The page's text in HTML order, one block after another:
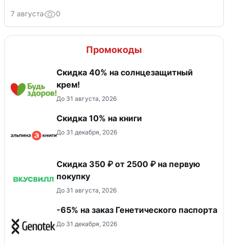
7 августа 0
Промокоды
Скидка 40% на солнцезащитный
крем!
До 31 августа, 2026
Скидка 10% на книги
До 31 декабря, 2026
Скидка 350 ₽ от 2500 ₽ на первую
покупку
До 31 августа, 2026
-65% на заказ Генетического паспорта
До 31 декабря, 2026